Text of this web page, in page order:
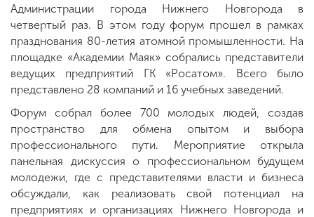
Администрации города Нижнего Новгорода в
четвертый раз. В этом году форум прошел в рамках
празднования 80-летия атомной промышленности. На
площадке «Академии Маяк» собрались представители
ведущих предприятий ГК «Росатом». Всего было
представлено 28 компаний и 16 учебных заведений.
Форум собрал более 700 молодых людей, создав
пространство для обмена опытом и выбора
профессионального пути. Мероприятие открыла
панельная дискуссия о профессиональном будущем
молодежи, где с представителями власти и бизнеса
обсуждали, как реализовать свой потенциал на
предприятиях и организациях Нижнего Новгорода и